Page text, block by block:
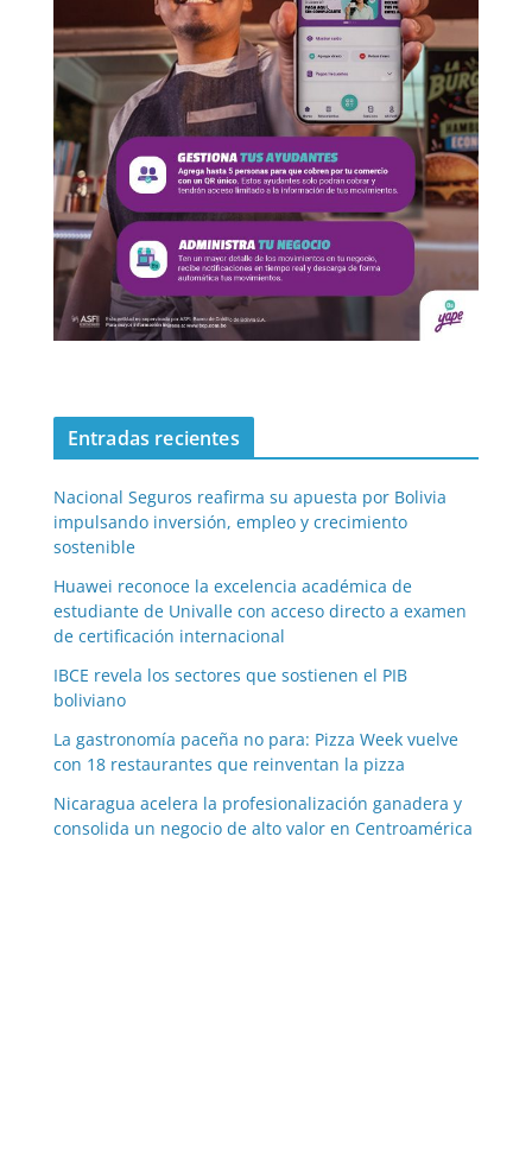
Entradas recientes
Nacional Seguros reafirma su apuesta por Bolivia
impulsando inversión, empleo y crecimiento
sostenible
Huawei reconoce la excelencia académica de
estudiante de Univalle con acceso directo a examen
de certificación internacional
IBCE revela los sectores que sostienen el PIB
boliviano
La gastronomía paceña no para: Pizza Week vuelve
con 18 restaurantes que reinventan la pizza
Nicaragua acelera la profesionalización ganadera y
consolida un negocio de alto valor en Centroamérica